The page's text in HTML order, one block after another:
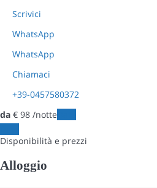
Scrivici
WhatsApp
WhatsApp
Chiamaci
+39-0457580372
da € 98 /notte
Disponibilità e prezzi
Alloggio